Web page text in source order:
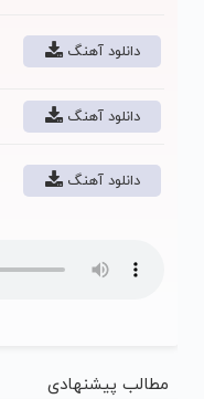
دانلود آهنگ
دانلود آهنگ
دانلود آهنگ
مطالب پیشنهادی